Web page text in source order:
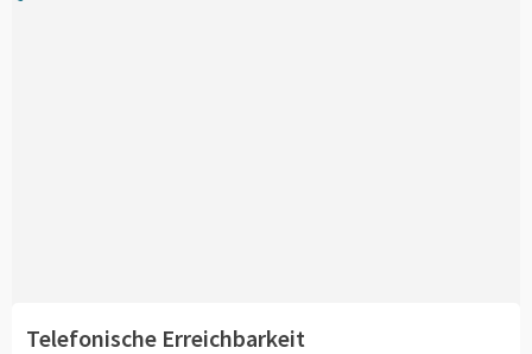
Telefonische Erreichbarkeit